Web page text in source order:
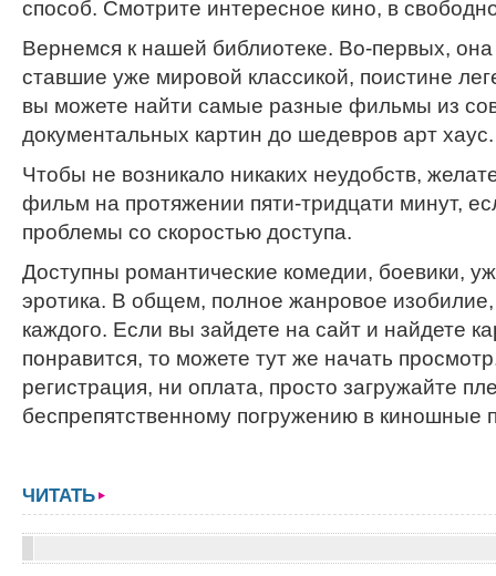
способ. Смотрите интересное кино, в
Вернемся к нашей библиотеке. Во-первых,
ставшие уже мировой классикой, поистине
вы можете найти самые разные фильмы из
документальных картин до шедевров арт хаус.
Чтобы не возникало никаких неудобств,
фильм на протяжении пяти-тридцати минут,
проблемы со скоростью доступа.
Доступны романтические комедии, боевики,
эротика. В общем, полное жанровое изобилие,
каждого. Если вы зайдете на сайт и найдете
понравится, то можете тут же начать
регистрация, ни оплата, просто загружайте
беспрепятственному погружению в киношные
ЧИТАТЬ